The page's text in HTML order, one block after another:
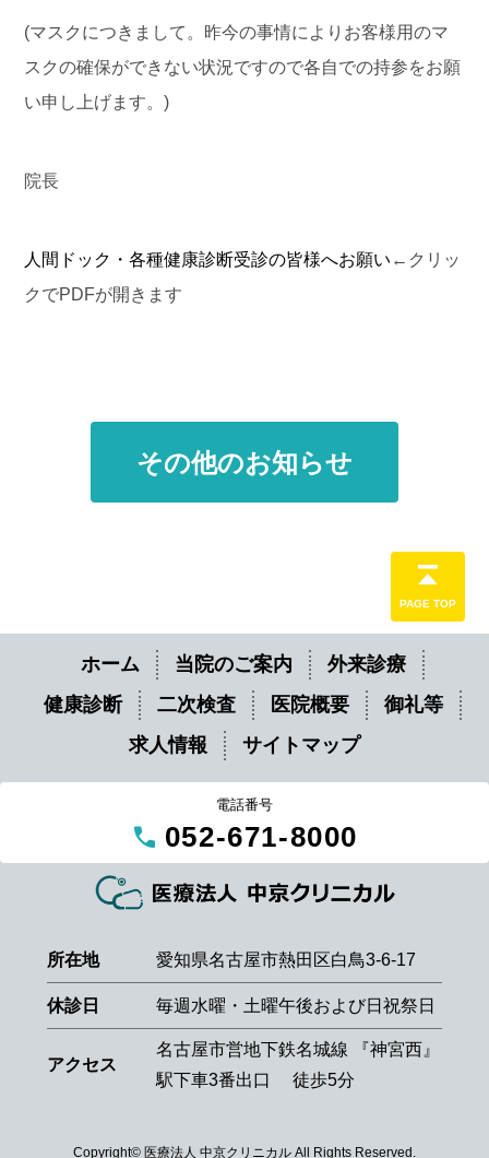
(マスクにつきまして。昨今の事情によりお客様用のマ
スクの確保ができない状況ですので各自での持参をお願
い申し上げます。)
院長
人間ドック・各種健康診断受診の皆様へお願い ←クリッ
クでPDFが開きます
その他のお知らせ
ホーム 当院のご案内
外来診療
健康診断
二次検査 医院概要
御礼等
求人情報
サイトマップ
電話番号
call 052-671-8000
所在地 愛知県名古屋市熱田区白鳥3-6-17
休診日 毎週水曜・土曜午後および日祝祭日
アクセス
名古屋市営地下鉄名城線 『神宮西』
駅下車3番出口 徒歩5分
Copyright© 医療法人 中京クリニカル All Rights Reserved.
PAGE TOP